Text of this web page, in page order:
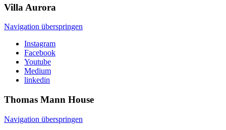
Villa Aurora
Navigation überspringen
Instagram
Facebook
Youtube
Medium
linkedin
Thomas Mann House
Navigation überspringen